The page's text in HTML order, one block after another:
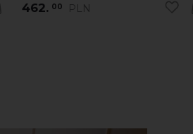
462. 00 PLN